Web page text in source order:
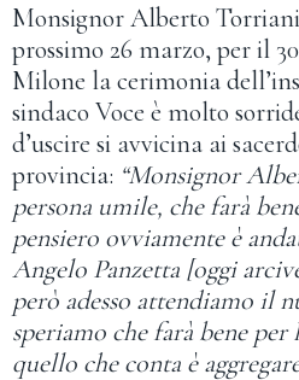
Monsignor Alberto
prossimo 26 marzo, per il
Milone la cerimonia
sindaco Voce è molto
d’uscire si avvicina ai
provincia: “Monsignor
persona umile, che farà
pensiero ovviamente è
Angelo Panzetta [oggi
però adesso attendiamo il
speriamo che farà bene
quello che conta è